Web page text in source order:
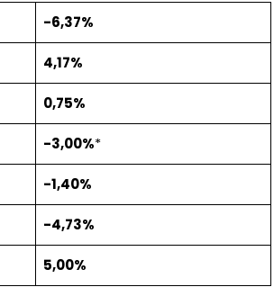
-6,37%
4,17%
0,75%
-3,00%*
-1,40%
-4,73%
5,00%